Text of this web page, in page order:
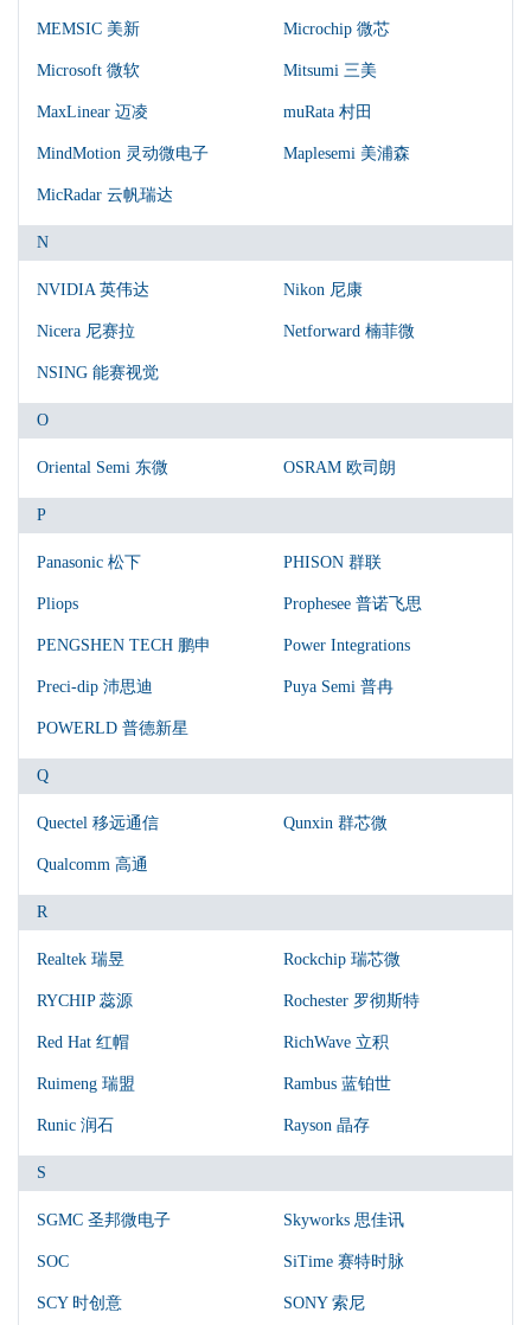
MEMSIC 美新 Microchip 微芯
Microsoft 微软 Mitsumi 三美
MaxLinear 迈凌 muRata 村田
MindMotion 灵动微电子 Maplesemi 美浦森
MicRadar 云帆瑞达
N
NVIDIA 英伟达 Nikon 尼康
Nicera 尼赛拉 Netforward 楠菲微
NSING 能赛视觉
O
Oriental Semi 东微 OSRAM 欧司朗
P
Panasonic 松下 PHISON 群联
Pliops Prophesee 普诺飞思
PENGSHEN TECH 鹏申 Power Integrations
Preci-dip 沛思迪 Puya Semi 普冉
POWERLD ‌普德新星
Q
Quectel 移远通信 Qunxin 群芯微
Qualcomm 高通
R
Realtek 瑞昱 Rockchip 瑞芯微
RYCHIP 蕊源 Rochester 罗彻斯特
Red Hat 红帽 RichWave 立积
Ruimeng 瑞盟 Rambus 蓝铂世
Runic 润石 Rayson 晶存
S
SGMC 圣邦微电子 Skyworks 思佳讯
SOC SiTime 赛特时脉
SCY 时创意 SONY 索尼